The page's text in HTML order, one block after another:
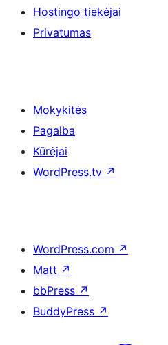
Hostingo tiekėjai
Privatumas
Mokykitės
Pagalba
Kūrėjai
WordPress.tv ↗
WordPress.com ↗
Matt ↗
bbPress ↗
BuddyPress ↗